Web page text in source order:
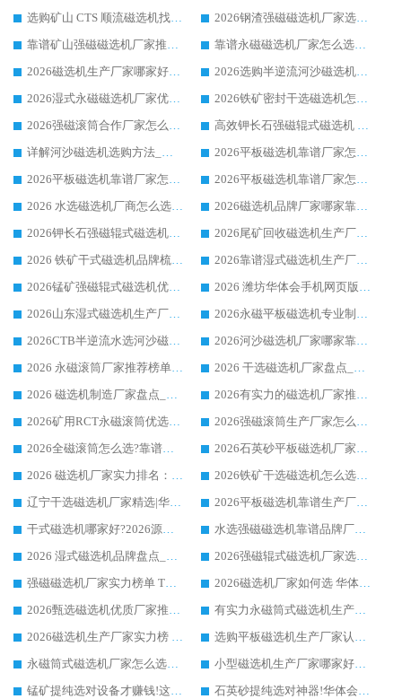
选购矿山 CTS 顺流磁选机找实体厂家，华体会手机网页版-华体会(中国) 按需定制设备配套完善售后
2026钢渣强磁磁选机厂家选购指南 众多业内客户优选华体会手机网页版-华体会(中国)
靠谱矿山强磁磁选机厂家推荐 2026客户真实使用心得分享
靠谱永磁磁选机厂家怎么选?福建客户真实体验分享华体会手机网页版-华体会(中国) 品牌
2026磁选机生产厂家哪家好?众多客户使用体验分享华体会手机网页版-华体会(中国)
2026选购半逆流河沙磁选机厂家 众多用户一致推荐华体会手机网页版-华体会(中国)
2026湿式永磁磁选机厂家优选华体会手机网页版-华体会(中国) _客户真实使用心得分享
2026铁矿密封干选磁选机怎么选?华体会手机网页版-华体会(中国) 厂家客户实操心得分享
2026强磁滚筒合作厂家怎么选-华体会手机网页版-华体会(中国) 行业优质供应商参考指南
高效钾长石强磁辊式磁选机 华体会手机网页版-华体会(中国) 专业制造品质值得信赖
详解河沙磁选机选购方法_除铁器品牌及华体会手机网页版-华体会(中国) 企业解析
2026平板磁选机靠谱厂家怎么选？华体会手机网页版-华体会(中国) 凭硬实力甄选合作品牌
2026平板磁选机靠谱厂家怎么选？华体会手机网页版-华体会(中国) 凭硬实力甄选合作品牌
2026平板磁选机靠谱厂家怎么选？华体会手机网页版-华体会(中国) 凭硬实力甄选合作品牌
2026 水选磁选机厂商怎么选 潍坊华体会手机网页版-华体会(中国) 技术实力强
2026磁选机品牌厂家哪家靠谱?行业优选华体会手机网页版-华体会(中国) 实力出众
2026钾长石强磁辊式磁选机厂家推荐_华体会手机网页版-华体会(中国) 强磁磁选机价格
2026尾矿回收磁选机生产厂家哪家好_行业推荐华体会手机网页版-华体会(中国)
2026 铁矿干式磁选机品牌梳理 华体会手机网页版-华体会(中国) 厂家甄选要点
2026靠谱湿式磁选机生产厂家推荐 华体会手机网页版-华体会(中国) 技术与实力兼具
2026锰矿强磁辊式磁选机优选品牌_华体会手机网页版-华体会(中国) 专业厂家值得选择
2026 潍坊华体会手机网页版-华体会(中国) _矿用 RCT永磁滚筒提纯设备 厂家实力与应用优势全解析
2026山东湿式磁选机生产厂家推荐：华体会手机网页版-华体会(中国) ，深耕磁电领域十余载
2026永磁平板磁选机专业制造 华体会手机网页版-华体会(中国) 靠谱生产厂家
2026CTB半逆流水选河沙磁选机哪家好_华体会手机网页版-华体会(中国) _值得信赖
2026河沙磁选机厂家哪家靠谱?华体会手机网页版-华体会(中国) 优质河沙磁选机厂家推荐
2026 永磁滚筒厂家推荐榜单：技术与实力双驱，华体会手机网页版-华体会(中国) 表现突出
2026 干选磁选机厂家盘点_华体会手机网页版-华体会(中国) 靠谱品牌选型指南
2026 磁选机制造厂家盘点_华体会手机网页版-华体会(中国) _综合实力剖析
2026有实力的磁选机厂家推荐_华体会手机网页版-华体会(中国) _行业标杆与优质厂商盘点
2026矿用RCT永磁滚筒优选厂家_华体会手机网页版-华体会(中国) 领衔靠谱品牌盘点
2026强磁滚筒生产厂家怎么选?行业口碑推荐华体会手机网页版-华体会(中国)
2026全磁滚筒怎么选?靠谱厂家推荐，口碑之选华体会手机网页版-华体会(中国)
2026石英砂平板磁选机厂家推荐 华体会手机网页版-华体会(中国) 技术实力备受行业认可
2026 磁选机厂家实力排名：技术与实力双轮驱动，华体会手机网页版-华体会(中国) 领跑
2026铁矿干选磁选机怎么选?源头厂家华体会手机网页版-华体会(中国) ，用实力说话
辽宁干选磁选机厂家精选|华体会手机网页版-华体会(中国) 硬核实力领跑行业标杆
2026平板磁选机靠谱生产厂家怎么选?行业标杆华体会手机网页版-华体会(中国) ，凭硬实力脱颖而出
干式磁选机哪家好?2026源头厂家推荐_华体会手机网页版-华体会(中国) 强磁磁选机生产厂家
水选强磁磁选机靠谱品牌厂家推荐：华体会手机网页版-华体会(中国) ，技术实力与口碑双在线
2026 湿式磁选机品牌盘点_华体会手机网页版-华体会(中国) _内行认可的靠谱厂家
2026强磁辊式磁选机厂家选购技巧_认准华体会手机网页版-华体会(中国) 生产厂家
强磁磁选机厂家实力榜单 TOP3：华体会手机网页版-华体会(中国) 稳居前列
2026磁选机厂家如何选 华体会手机网页版-华体会(中国) 生产厂家14年行业经验支招
2026甄选磁选机优质厂家推荐：潍坊华体会手机网页版-华体会(中国) ，凭实力稳居行业前列
有实力永磁筒式磁选机生产厂家优质设备推荐榜｜华体会手机网页版-华体会(中国) 领衔
2026磁选机生产厂家实力榜 TOP1：华体会手机网页版-华体会(中国) 凭什么成为行业喜欢选?
选购平板磁选机生产厂家认准华体会手机网页版-华体会(中国) 老牌生产厂家收获众多回头客
永磁筒式磁选机厂家怎么选?14 年老厂华体会手机网页版-华体会(中国) 凭实力出圈，这 5 大优势太圈粉
小型磁选机生产厂家哪家好?2026 年实测推荐，华体会手机网页版-华体会(中国) 十年口碑厂值得闭眼入
锰矿提纯选对设备才赚钱!这家临朐厂家的强磁辊磁选机凭啥成行业标杆?
石英砂提纯选对神器!华体会手机网页版-华体会(中国) 强磁辊式磁选机价格优势全解析(2026 实测)